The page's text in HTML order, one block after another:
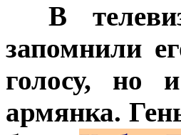
В
запомнили
голосу, но
армянка.